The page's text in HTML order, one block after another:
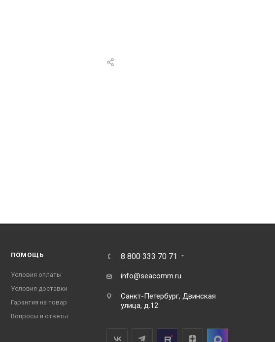
ПОМОЩЬ
Условия оплаты
Условия доставки
Гарантия на товар
Вопросы и ответы
8 800 333 70 71
info@seacomm.ru
Санкт-Петербург, Двинская
улица, д.12